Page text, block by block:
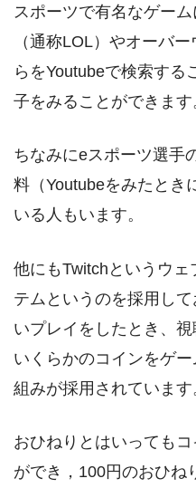
スポーツで有名なゲー
（通称LOL）やオーバ
らをYoutubeで検索する
子をみることができます
ちなみにeスポーツ選手
料（Youtubeをみたとき
いる人もいます。
他にもTwitchというウェ
テムというのを採用し
いプレイをしたとき、
いくらかのコインをゲ
組みが採用されています
おひねりとはいっても
ができ，100円のおひね